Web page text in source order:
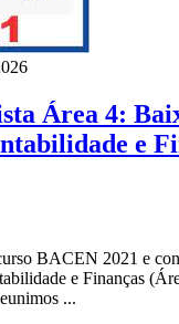
Área 4:
e
BACEN 2021 e
e Finanças
...